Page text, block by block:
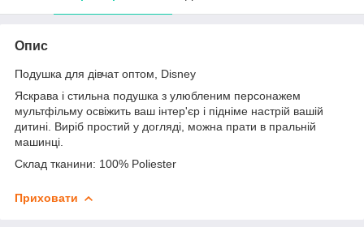
Опис
Подушка для дівчат оптом, Disney
Яскрава і стильна подушка з улюбленим персонажем
мультфільму освіжить ваш інтер'єр і підніме настрій вашій
дитині. Виріб простий у догляді, можна прати в пральній
машинці.
Склад тканини: 100% Poliester
Приховати